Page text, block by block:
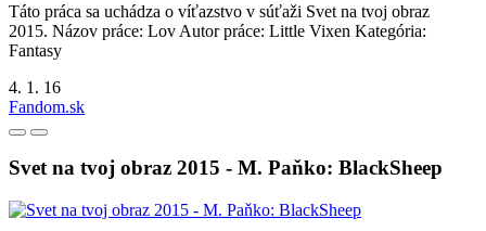
Táto práca sa uchádza o víťazstvo v súťaži Svet na tvoj obraz
2015. Názov práce: Lov Autor práce: Little Vixen Kategória:
Fantasy
4. 1. 16
Fandom.sk
Svet na tvoj obraz 2015 - M. Paňko: BlackSheep